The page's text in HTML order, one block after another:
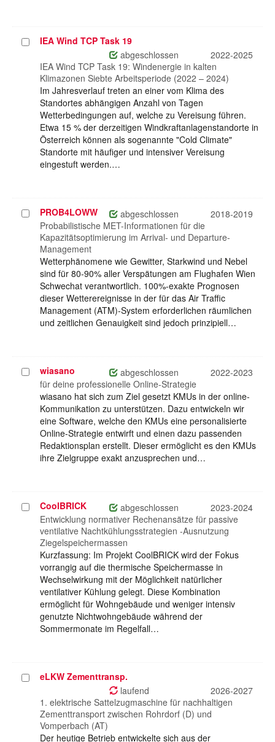
ProjektIEA Wind TCP Task 19
abgeschlossen
2022-2025
IEA Wind TCP Task 19: Windenergie in kalten
Klimazonen Siebte Arbeitsperiode (2022 – 2024)
Im Jahresverlauf treten an einer vom Klima des
Standortes abhängigen Anzahl von Tagen
Wetterbedingungen auf, welche zu Vereisung führen.
Etwa 15 % der derzeitigen Windkraftanlagenstandorte in
Österreich können als sogenannte "Cold Climate"
Standorte mit häufiger und intensiver Vereisung
eingestuft werden.…
Projekt
auswählen
PROB4LOWW abgeschlossen
2018-2019
Probabilistische MET-Informationen für die
Kapazitätsoptimierung im Arrival- und Departure-
Management
Wetterphänomene wie Gewitter, Starkwind und Nebel
sind für 80-90% aller Verspätungen am Flughafen Wien
Schwechat verantwortlich. 100%-exakte Prognosen
dieser Wetterereignisse in der für das Air Traffic
Management (ATM)-System erforderlichen räumlichen
und zeitlichen Genauigkeit sind jedoch prinzipiell…
Projekt
auswählen
wiasano abgeschlossen
2022-2023
für deine professionelle Online-Strategie
wiasano hat sich zum Ziel gesetzt KMUs in der online-
Kommunikation zu unterstützen. Dazu entwickeln wir
eine Software, welche den KMUs eine personalisierte
Online-Strategie entwirft und einen dazu passenden
Redaktionsplan erstellt. Dieser ermöglicht es den KMUs
ihre Zielgruppe exakt anzusprechen und…
Projekt
auswählen
CoolBRICK abgeschlossen
2023-2024
Entwicklung normativer Rechenansätze für passive
ventilative Nachtkühlungsstrategien -Ausnutzung
Ziegelspeichermassen
Kurzfassung: Im Projekt CoolBRICK wird der Fokus
vorrangig auf die thermische Speichermasse in
Wechselwirkung mit der Möglichkeit natürlicher
ventilativer Kühlung gelegt. Diese Kombination
ermöglicht für Wohngebäude und weniger intensiv
genutzte Nichtwohngebäude während der
Sommermonate im Regelfall…
ProjekteLKW Zementtransp.
laufend
2026-2027
1. elektrische Sattelzugmaschine für nachhaltigen
Zementtransport zwischen Rohrdorf (D) und
Vomperbach (AT)
Der heutige Betrieb entwickelte sich aus der